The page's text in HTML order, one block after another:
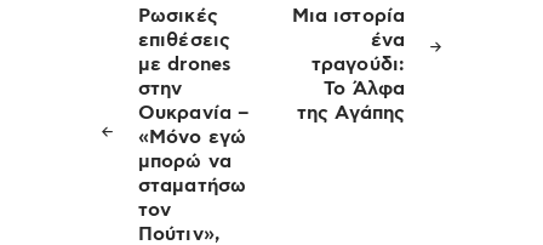
άρθρων
Ρωσικές
επιθέσεις
με drones
στην
Ουκρανία –
«Μόνο εγώ
μπορώ να
σταματήσω
τον
Πούτιν»,
Μια ιστορία
ένα
τραγούδι:
Το Άλφα
της Αγάπης